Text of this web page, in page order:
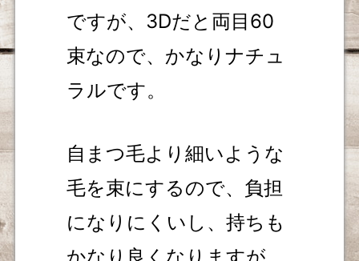
ですが、3Dだと両目60
束なので、かなりナチュ
ラルです。
自まつ毛より細いような
毛を束にするので、負担
になりにくいし、持ちも